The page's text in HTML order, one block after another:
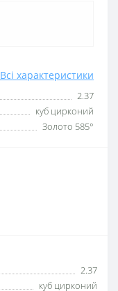
Всі характеристики
2.37
куб цирконий
Золото 585°
2.37
куб цирконий